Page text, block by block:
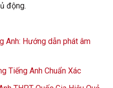
động.
Anh: Hướng dẫn phát âm
Tiếng Anh Chuẩn Xác